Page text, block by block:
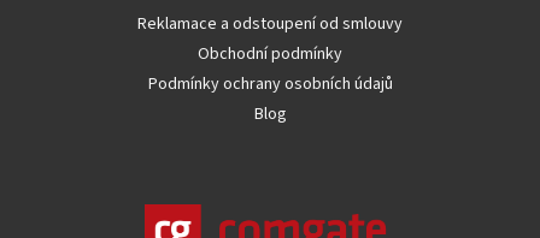
Reklamace a odstoupení od smlouvy
Obchodní podmínky
Podmínky ochrany osobních údajů
Blog